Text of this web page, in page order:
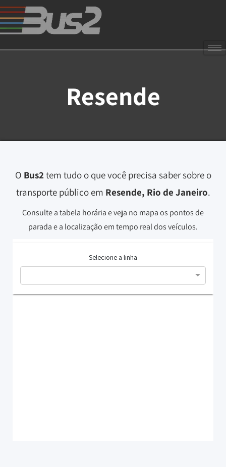
Resende
O Bus2 tem tudo o que você precisa saber sobre o
transporte público em Resende, Rio de Janeiro.
Consulte a tabela horária e veja no mapa os pontos de
parada e a localização em tempo real dos veículos.